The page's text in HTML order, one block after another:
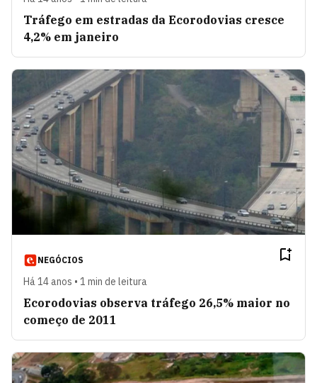
Tráfego em estradas da Ecorodovias cresce
4,2% em janeiro
NEGÓCIOS
Há 14 anos • 1 min de leitura
Ecorodovias observa tráfego 26,5% maior no
começo de 2011